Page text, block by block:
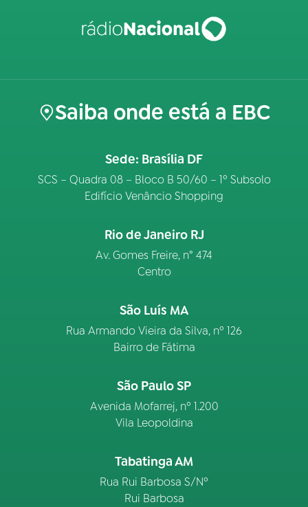
Saiba onde está a EBC
Sede: Brasília DF
SCS – Quadra 08 – Bloco B 50/60 – 1º Subsolo
Edifício Venâncio Shopping
Rio de Janeiro RJ
Av. Gomes Freire, n° 474
Centro
São Luís MA
Rua Armando Vieira da Silva, nº 126
Bairro de Fátima
São Paulo SP
Avenida Mofarrej, nº 1.200
Vila Leopoldina
Tabatinga AM
Rua Rui Barbosa S/Nº
Rui Barbosa